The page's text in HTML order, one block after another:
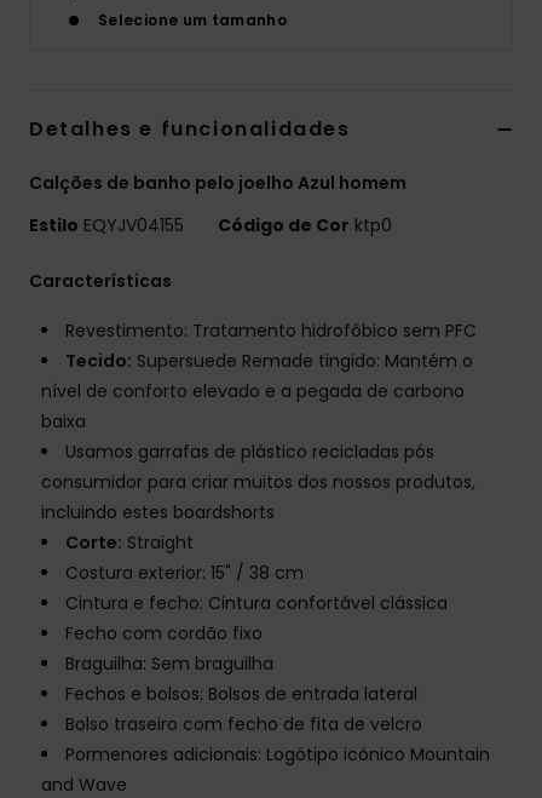
Selecione um tamanho
Detalhes e funcionalidades
Calções de banho pelo joelho Azul homem
Estilo EQYJV04155 Código de Cor ktp0
Características
Revestimento: Tratamento hidrofóbico sem PFC
Tecido: Supersuede Remade tingido: Mantém o
nível de conforto elevado e a pegada de carbono
baixa
Usamos garrafas de plástico recicladas pós
consumidor para criar muitos dos nossos produtos,
incluindo estes boardshorts
Corte: Straight
Costura exterior: 15" / 38 cm
Cintura e fecho: Cintura confortável clássica
Fecho com cordão fixo
Braguilha: Sem braguilha
Fechos e bolsos: Bolsos de entrada lateral
Bolso traseiro com fecho de fita de velcro
Pormenores adicionais: Logótipo icónico Mountain
and Wave